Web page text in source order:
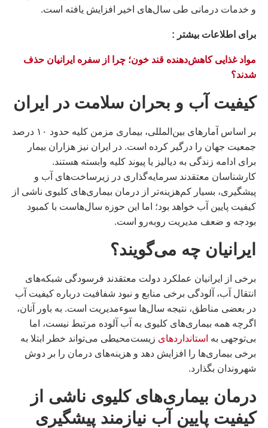
و خدمات درمانی طی سال‌های اخیر افزایش یافته است.
براى اطلاعات بيشتر :
مواد غذایی کاهش‌دهنده قند خون؛ چرا از سفره ایرانیان حذف
شدند؟
کیفیت آب و بحران سلامت در ایران
بر اساس آمارهای بین‌المللی، بیماری مزمن کلیه حدود ۱۰ درصد
جمعیت جهان را درگیر کرده است. در ایران نیز هزاران بیمار
برای ادامه زندگی به دیالیز یا پیوند کلیه وابسته هستند.
کارشناسان معتقدند سرمایه‌گذاری در زیرساخت‌های آب و
پیشگیری، بسیار کم‌هزینه‌تر از درمان بیماری‌های کلیوی ناشی از
کیفیت پایین آب خواهد بود؛ اما این حوزه سال‌هاست با کمبود
بودجه و ضعف مدیریت روبه‌رو است.
ايرانيان چه می‌گویند؟
برخى از ايرانيان عملکرد دولت معتقدند فرسودگی شبکه‌های
انتقال آب، آلودگی برخی منابع و نبود شفافیت درباره کیفیت آب
در بعضی مناطق، نتیجه سال‌ها سوءمدیریت است. به باور آنان،
اگرچه همه بیماری‌های کلیوی به آب آلوده مرتبط نیست، اما
بی‌توجهی به استانداردهای زیست‌محیطی می‌تواند خطر ابتلا به
برخی بیماری‌ها را افزایش دهد و هزینه‌های درمان را بر دوش
شهروندان بگذارد.
درمان بیماری‌های کلیوی ناشی از
کیفیت پایین آب نیازمند پیشگیری